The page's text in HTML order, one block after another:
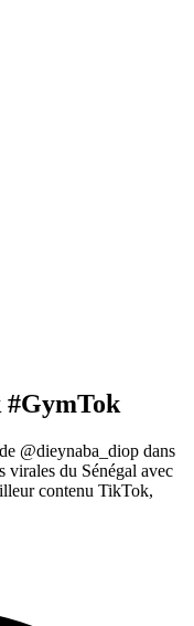
#GymTok
@dieynaba_diop dans
virales du Sénégal avec
contenu TikTok,